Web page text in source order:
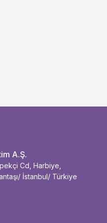
A.Ş.
Cd, Harbiye,
İstanbul/ Türkiye